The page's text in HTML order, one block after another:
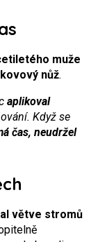
muže
nůž.
aplikoval
Když se
čas, neudržel
větve stromů